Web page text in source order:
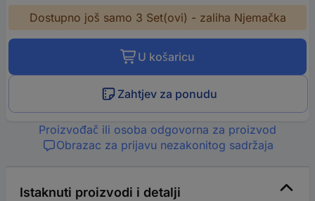
Dostupno još samo 3 Set(ovi) - zaliha Njemačka
U košaricu
Zahtjev za ponudu
Proizvođač ili osoba odgovorna za proizvod
Obrazac za prijavu nezakonitog sadržaja
Istaknuti proizvodi i detalji